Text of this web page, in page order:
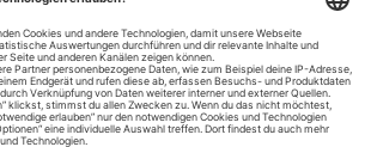
Datenschutzhinweise
Impressum
Einstellungen